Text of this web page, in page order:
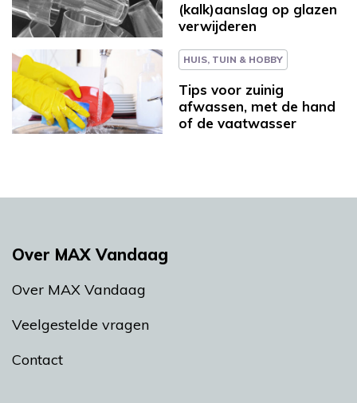
(kalk)aanslag op glazen
verwijderen
HUIS, TUIN & HOBBY
Tips voor zuinig
afwassen, met de hand
of de vaatwasser
Over MAX Vandaag
Over MAX Vandaag
Veelgestelde vragen
Contact